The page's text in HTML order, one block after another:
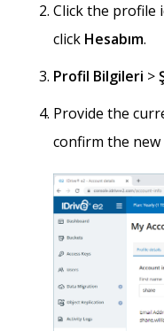
Click the profile
click Hesabım.
Profil Bilgileri >
Provide the
confirm the new